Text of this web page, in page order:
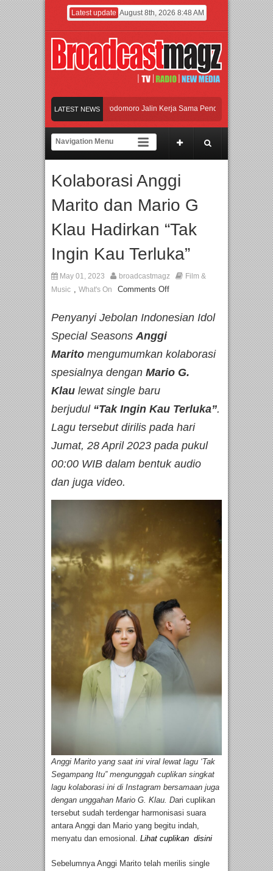
Latest update August 8th, 2026 8:48 AM
LATEST NEWS
UI dan Universitas Agung Podomoro Jalin Kerja Sama Pendidikan dan Riset
Meramaikan Jakarta dengan Ribuan Mainan dan Produk Bayi dari Seluruh Dunia,
UI dan Universitas Agung Podomoro Jalin Kerja Sama Pendidikan dan Riset
Kolaborasi Anggi
Marito dan Mario G
Klau Hadirkan “Tak
Ingin Kau Terluka”
May 01, 2023 broadcastmagz
Film &
Music , What's On Comments Off
Penyanyi Jebolan Indonesian Idol
Special SeasonsAnggi
Marito mengumumkan kolaborasi
spesialnya dengan Mario G.
Klau lewat single baru
berjudul “Tak Ingin Kau Terluka”.
Lagu tersebut dirilis pada hari
Jumat, 28 April 2023 pada pukul
00:00 WIB dalam bentuk audio
dan juga video.
Anggi Marito yang saat ini viral lewat lagu ‘Tak
Segampang Itu” mengunggah cuplikan singkat
lagu kolaborasi ini di Instagram bersamaan juga
dengan unggahan Mario G. Klau. Dari cuplikan
tersebut sudah terdengar harmonisasi suara
antara Anggi dan Mario yang begitu indah,
menyatu dan emosional. Lihat cuplikan disini
Sebelumnya Anggi Marito telah merilis single